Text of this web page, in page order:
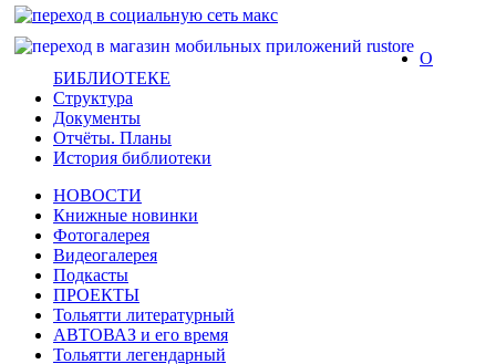
О
БИБЛИОТЕКЕ
Структура
Документы
Отчёты. Планы
История библиотеки
НОВОСТИ
Книжные новинки
Фотогалерея
Видеогалерея
Подкасты
ПРОЕКТЫ
Тольятти литературный
АВТОВАЗ и его время
Тольятти легендарный